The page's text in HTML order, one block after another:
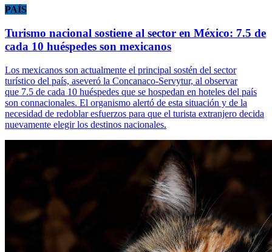
PAÍS
Turismo nacional sostiene al sector en México: 7.5 de
cada 10 huéspedes son mexicanos
Los mexicanos son actualmente el principal sostén del sector
turístico del país, aseveró la Concanaco-Servytur, al observar
que 7.5 de cada 10 huéspedes que se hospedan en hoteles del país
son connacionales. El organismo alertó de esta situación y de la
necesidad de redoblar esfuerzos para que el turista extranjero decida
nuevamente elegir los destinos nacionales.